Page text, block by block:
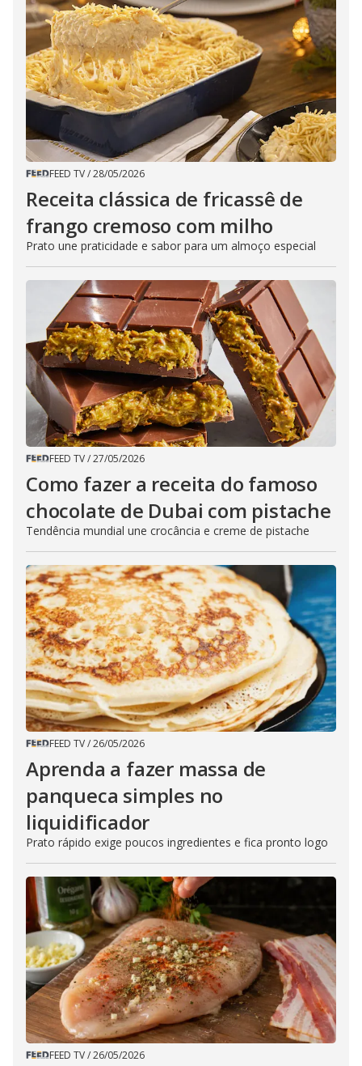
FEED TV/28/05/2026
Receita clássica de fricassê de
frango cremoso com milho
Prato une praticidade e sabor para um almoço especial
FEED TV/27/05/2026
Como fazer a receita do famoso
chocolate de Dubai com pistache
Tendência mundial une crocância e creme de pistache
FEED TV/26/05/2026
Aprenda a fazer massa de
panqueca simples no
liquidificador
Prato rápido exige poucos ingredientes e fica pronto logo
FEED TV/26/05/2026